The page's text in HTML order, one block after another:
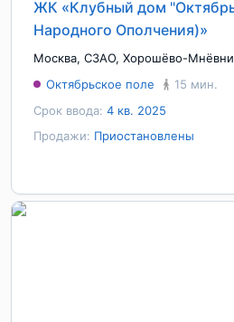
ЖК «Клубный дом
Народного Ополчения)»
Москва, СЗАО, Хорошёво-
Срок ввода: 4 кв. 2025
Продажи: Приостановлены
Октябрьское поле 15 мин.